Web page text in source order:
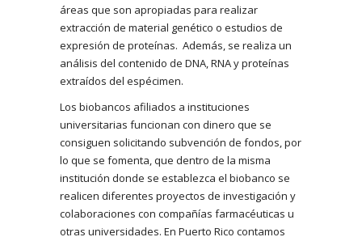
áreas que son apropiadas para realizar
extracción de material genético o estudios de
expresión de proteínas. Además, se realiza un
análisis del contenido de DNA, RNA y proteínas
extraídos del espécimen.
Los biobancos afiliados a instituciones
universitarias funcionan con dinero que se
consiguen solicitando subvención de fondos, por
lo que se fomenta, que dentro de la misma
institución donde se establezca el biobanco se
realicen diferentes proyectos de investigación y
colaboraciones con compañías farmacéuticas u
otras universidades. En Puerto Rico contamos